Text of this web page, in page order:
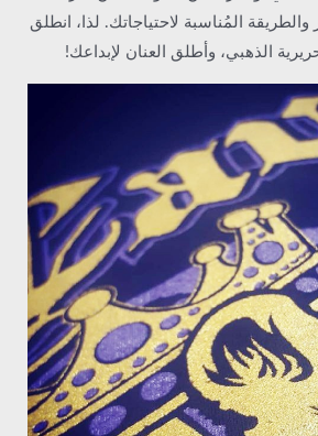
والطريقة المُناسبة لاحتياجاتك. لذا، انطلق
الذهبي، وأطلق العنان لإبداعك!